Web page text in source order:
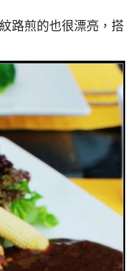
路煎的也很漂亮，搭